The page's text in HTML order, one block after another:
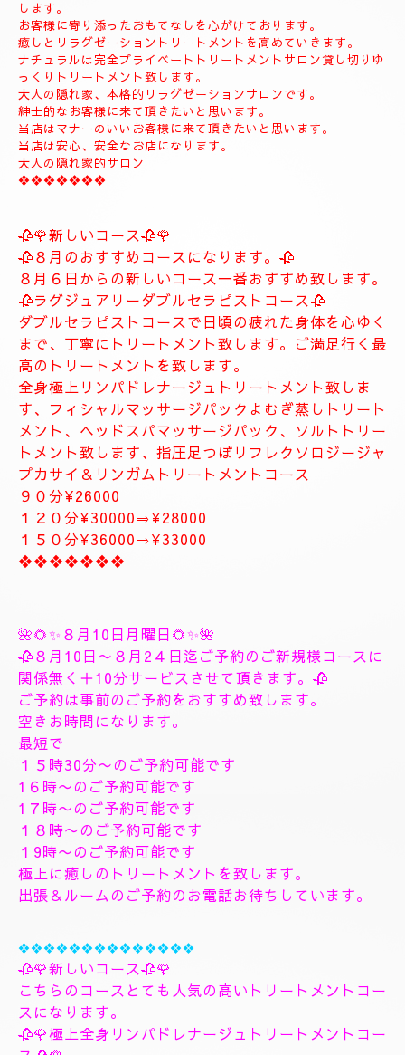
❖❖❖❖❖❖❖❖❖❖❖❖❖❖
🍀お店のコンセプト🍀
当店は純粋で健全なリラクゼーションサロンです。お客様へのお
もてなしを一番に大切にしています。
お客様には質の高いトリートメント丁寧な接客、カウンセリング
を致します。
くつろげる空間の中で上質なトリートメントで心身共にリラック
スして頂き、ワンランク上のおもてなしで疲れた貴方様のお体を
丁寧なトリートメントで癒やします。
ナチュラルはお客様のお体と健康維持のメンテナスサロンを目指
します。
お客様に寄り添ったおもてなしを心がけております。
癒しとリラグゼーショントリートメントを高めていきます。
ナチュラルは完全プライベートトリートメントサロン貸し切りゆ
っくりトリートメント致します。
大人の隠れ家、本格的リラグゼーションサロンです。
紳士的なお客様に来て頂きたいと思います。
当店はマナーのいいお客様に来て頂きたいと思います。
当店は安心、安全なお店になります。
大人の隠れ家的サロン
❖❖❖❖❖❖❖
🥀🌹新しいコース🥀🌹
🥀８月のおすすめコースになります。🥀
８月６日からの新しいコース一番おすすめ致します。
🥀ラグジュアリーダブルセラピストコース🥀
ダブルセラピストコースで日頃の疲れた身体を心ゆく
全身極上リンパドレナージュトリートメント致しま
す、フィシャルマッサージパックよむぎ蒸しトリート
メント、ヘッドスパマッサージパック、ソルトトリー
トメント致します、指圧足つぼリフレクソロジージャ
プカサイ＆リンガムトリートメントコース
９０分¥26000
１２０分¥30000⇒¥28000
１５０分¥36000⇒¥33000
❖❖❖❖❖❖❖
🌺🌻✨８月10日月曜日 🌻✨🌺
🥀８月10日〜８月2４日迄ご予約のご新規様コースに
ご予約は事前のご予約をおすすめ致します。
空きお時間になります。
最短で
１５時30分〜のご予約可能です
1６時〜のご予約可能です